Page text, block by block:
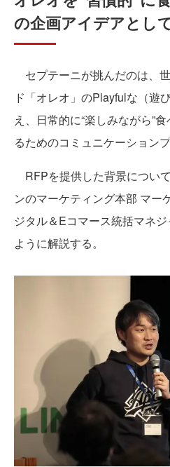
の企画アイデアとし
セプテーニが挑んだのは、
ド「オレオ」のPlayfulな（遊
え、日常的に“楽しみながら”
るためのコミュニケーションプ
RFPを提供した背景につい
ンのマーケティング本部 マー
ジタル＆Eコマース統括マネ
ように解説する。